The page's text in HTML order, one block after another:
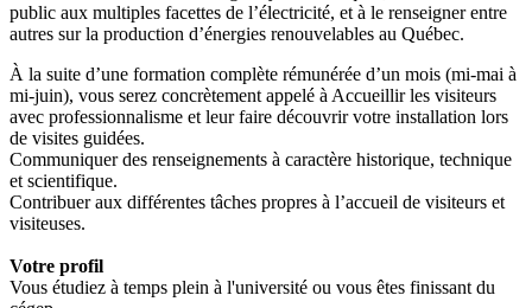
public aux multiples facettes de l’électricité, et à le renseigner entre
autres sur la production d’énergies renouvelables au Québec.
À la suite d’une formation complète rémunérée d’un mois (mi-mai à
mi-juin), vous serez concrètement appelé à Accueillir les visiteurs
avec professionnalisme et leur faire découvrir votre installation lors
de visites guidées.
Communiquer des renseignements à caractère historique, technique
et scientifique.
Contribuer aux différentes tâches propres à l’accueil de visiteurs et
visiteuses.
Votre profil
Vous étudiez à temps plein à l'université ou vous êtes finissant du